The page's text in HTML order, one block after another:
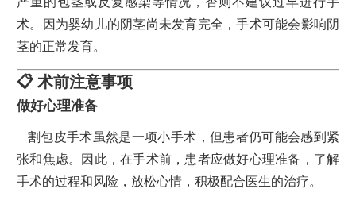
术。因为婴幼儿的阴茎尚未发育完全，手术可能会影响阴
茎的正常发育。
📋 术前注意事项
做好心理准备
割包皮手术虽然是一项小手术，但患者仍可能会感到紧
张和焦虑。因此，在手术前，患者应做好心理准备，了解
手术的过程和风险，放松心情，积极配合医生的治疗。